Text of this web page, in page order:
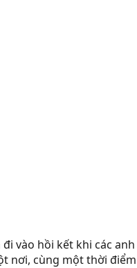
vào hồi kết khi các
nơi, cùng một thời